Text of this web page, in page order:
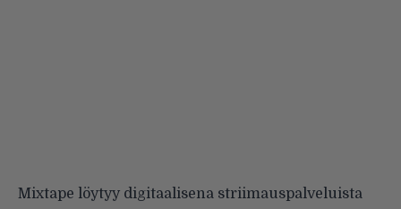
Mixtape löytyy digitaalisena striimauspalveluista